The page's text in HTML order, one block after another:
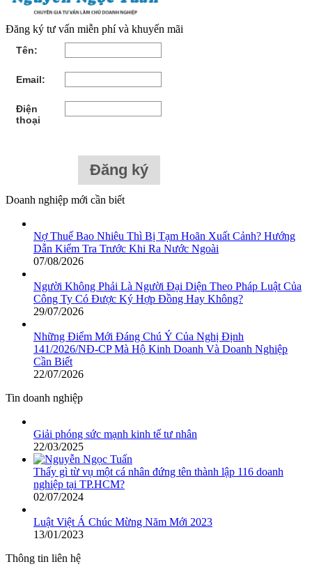
Đăng ký tư vấn miễn phí và khuyến mãi
Tên:
Email:
Điện
thoại
Doanh nghiệp mới cần biết
Nợ Thuế Bao Nhiêu Thì Bị Tạm Hoãn Xuất Cảnh? Hướng
Dẫn Kiểm Tra Trước Khi Ra Nước Ngoài
07/08/2026
Người Không Phải Là Người Đại Diện Theo Pháp Luật Của
Công Ty Có Được Ký Hợp Đồng Hay Không?
29/07/2026
Những Điểm Mới Đáng Chú Ý Của Nghị Định
141/2026/NĐ-CP Mà Hộ Kinh Doanh Và Doanh Nghiệp
Cần Biết
22/07/2026
Tin doanh nghiệp
Giải phóng sức mạnh kinh tế tư nhân
22/03/2025
Thấy gì từ vụ một cá nhân đứng tên thành lập 116 doanh
nghiệp tại TP.HCM?
02/07/2024
Luật Việt Á Chúc Mừng Năm Mới 2023
13/01/2023
Thông tin liên hệ